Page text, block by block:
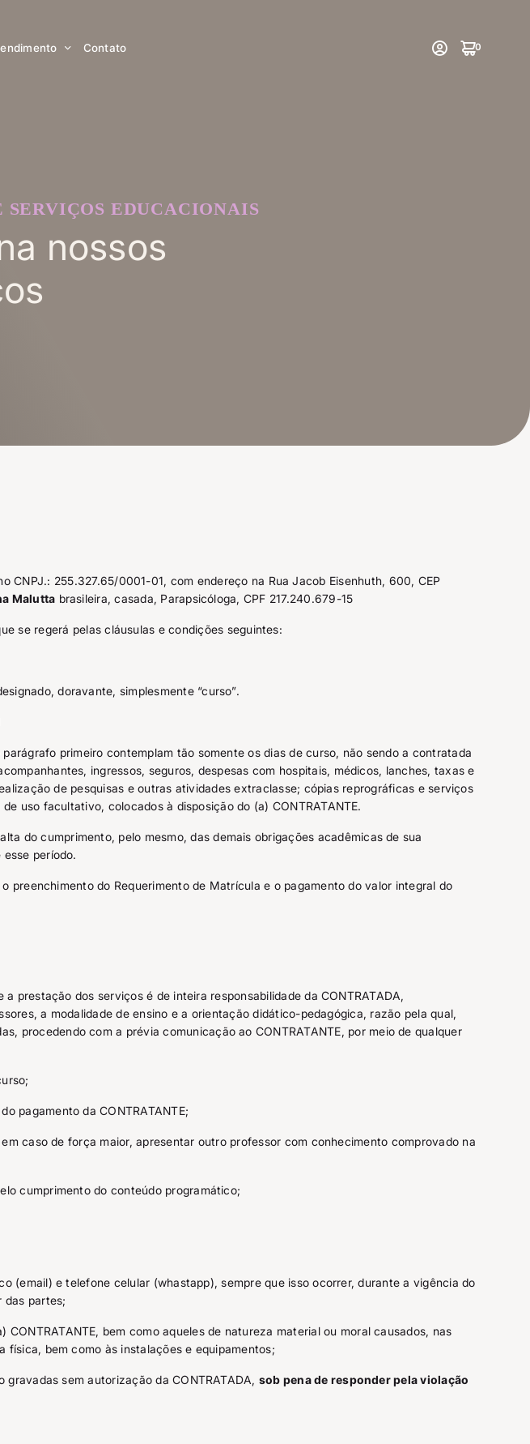
Contato 0
SERVIÇOS EDUCACIONAIS
nossos
CNPJ.: 255.327.65/0001-01, com endereço na Rua Jacob Eisenhuth, 600, CEP
Malutta brasileira, casada, Parapsicóloga, CPF 217.240.679-15
se regerá pelas cláusulas e condições seguintes:
doravante, simplesmente “curso”.
primeiro contemplam tão somente os dias de curso, não sendo a contratada
ingressos, seguros, despesas com hospitais, médicos, lanches, taxas e
de pesquisas e outras atividades extraclasse; cópias reprográficas e serviços
uso facultativo, colocados à disposição do (a) CONTRATANTE.
do cumprimento, pelo mesmo, das demais obrigações acadêmicas de sua
período.
do Requerimento de Matrícula e o pagamento do valor integral do
prestação dos serviços é de inteira responsabilidade da CONTRATADA,
a modalidade de ensino e a orientação didático-pedagógica, razão pela qual,
procedendo com a prévia comunicação ao CONTRATANTE, por meio de qualquer
pagamento da CONTRATANTE;
caso de força maior, apresentar outro professor com conhecimento comprovado na
cumprimento do conteúdo programático;
(email) e telefone celular (whastapp), sempre que isso ocorrer, durante a vigência do
das partes;
bem como aqueles de natureza material ou moral causados, nas
física, bem como às instalações e equipamentos;
sem autorização da CONTRATADA, sob pena de responder pela violação